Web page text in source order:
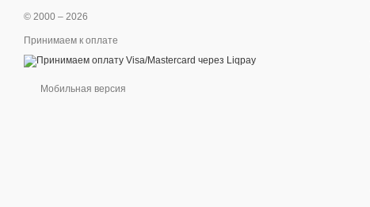
© 2000 – 2026
Принимаем к оплате
Мобильная версия